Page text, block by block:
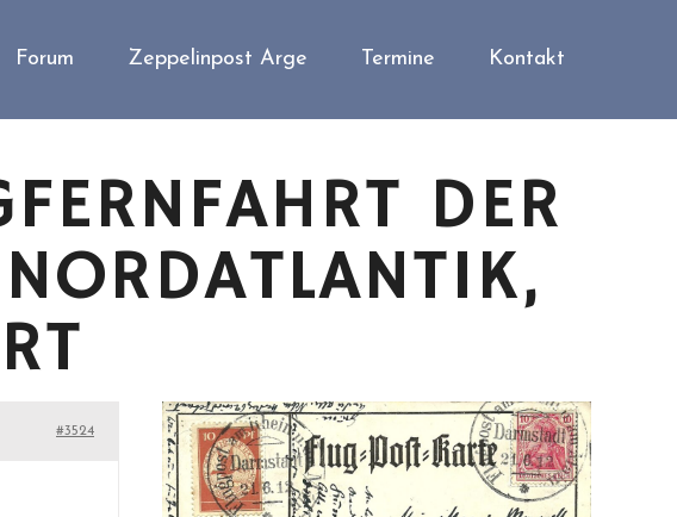
Forum Zeppelinpost Arge Termine Kontakt
DER
#3524